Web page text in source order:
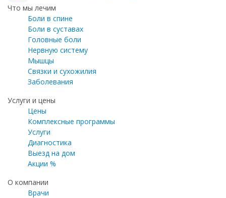
Что мы лечим
Боли в спине
Боли в суставах
Головные боли
Нервную систему
Мышцы
Связки и сухожилия
Заболевания
Услуги и цены
Цены
Комплексные программы
Услуги
Диагностика
Выезд на дом
Акции %
О компании
Врачи